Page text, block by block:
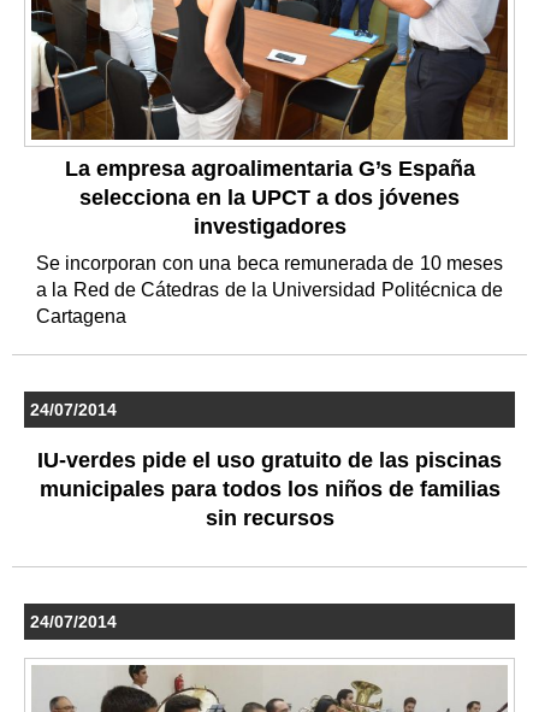
La empresa agroalimentaria G’s España
selecciona en la UPCT a dos jóvenes
investigadores
Se incorporan con una beca remunerada de 10 meses
a la Red de Cátedras de la Universidad Politécnica de
Cartagena
24/07/2014
IU-verdes pide el uso gratuito de las piscinas
municipales para todos los niños de familias
sin recursos
24/07/2014